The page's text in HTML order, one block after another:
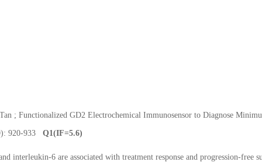
; Functionalized GD2 Electrochemical Immunosensor to Diagnose
920-933 Q1(IF=5.6)
interleukin‐6 are associated with treatment response and progression‐free